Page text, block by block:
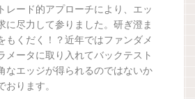
レード的アプローチにより、エッ
に尽力して参りました。研ぎ澄ま
もくだく！？近年ではファンダメ
メータに取り入れてバックテスト
なエッジが得られるのではないか
おります。